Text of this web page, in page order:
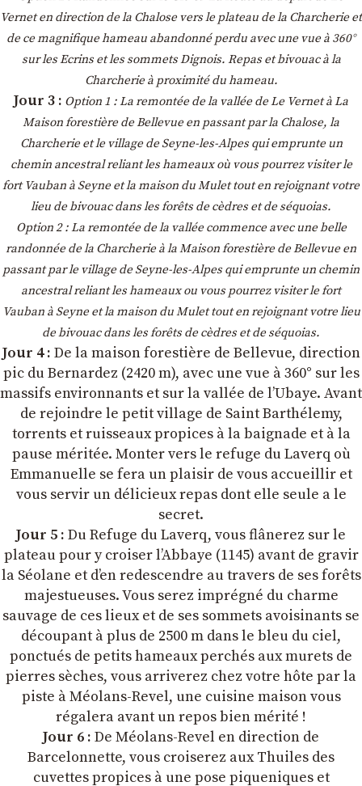
Vernet en direction de la Chalose vers le plateau de la Charcherie et
de ce magnifique hameau abandonné perdu avec une vue à 360°
sur les Ecrins et les sommets Dignois. Repas et bivouac à la
Charcherie à proximité du hameau.
Jour 3 : Option 1 : La remontée de la vallée de Le Vernet à La
Maison forestière de Bellevue en passant par la Chalose, la
Charcherie et le village de Seyne-les-Alpes qui emprunte un
chemin ancestral reliant les hameaux où vous pourrez visiter le
fort Vauban à Seyne et la maison du Mulet tout en rejoignant votre
lieu de bivouac dans les forêts de cèdres et de séquoias.
Option 2 : La remontée de la vallée commence avec une belle
randonnée de la Charcherie à la Maison forestière de Bellevue en
passant par le village de Seyne-les-Alpes qui emprunte un chemin
ancestral reliant les hameaux ou vous pourrez visiter le fort
Vauban à Seyne et la maison du Mulet tout en rejoignant votre lieu
de bivouac dans les forêts de cèdres et de séquoias.
Jour 4 : De la maison forestière de Bellevue, direction
pic du Bernardez (2420 m), avec une vue à 360° sur les
massifs environnants et sur la vallée de l’Ubaye. Avant
de rejoindre le petit village de Saint Barthélemy,
torrents et ruisseaux propices à la baignade et à la
pause méritée. Monter vers le refuge du Laverq où
Emmanuelle se fera un plaisir de vous accueillir et
vous servir un délicieux repas dont elle seule a le
secret.
Jour 5 : Du Refuge du Laverq, vous flânerez sur le
plateau pour y croiser l’Abbaye (1145) avant de gravir
la Séolane et d’en redescendre au travers de ses forêts
majestueuses. Vous serez imprégné du charme
sauvage de ces lieux et de ses sommets avoisinants se
découpant à plus de 2500 m dans le bleu du ciel,
ponctués de petits hameaux perchés aux murets de
pierres sèches, vous arriverez chez votre hôte par la
piste à Méolans-Revel, une cuisine maison vous
régalera avant un repos bien mérité !
Jour 6 : De Méolans-Revel en direction de
Barcelonnette, vous croiserez aux Thuiles des
cuvettes propices à une pose piqueniques et